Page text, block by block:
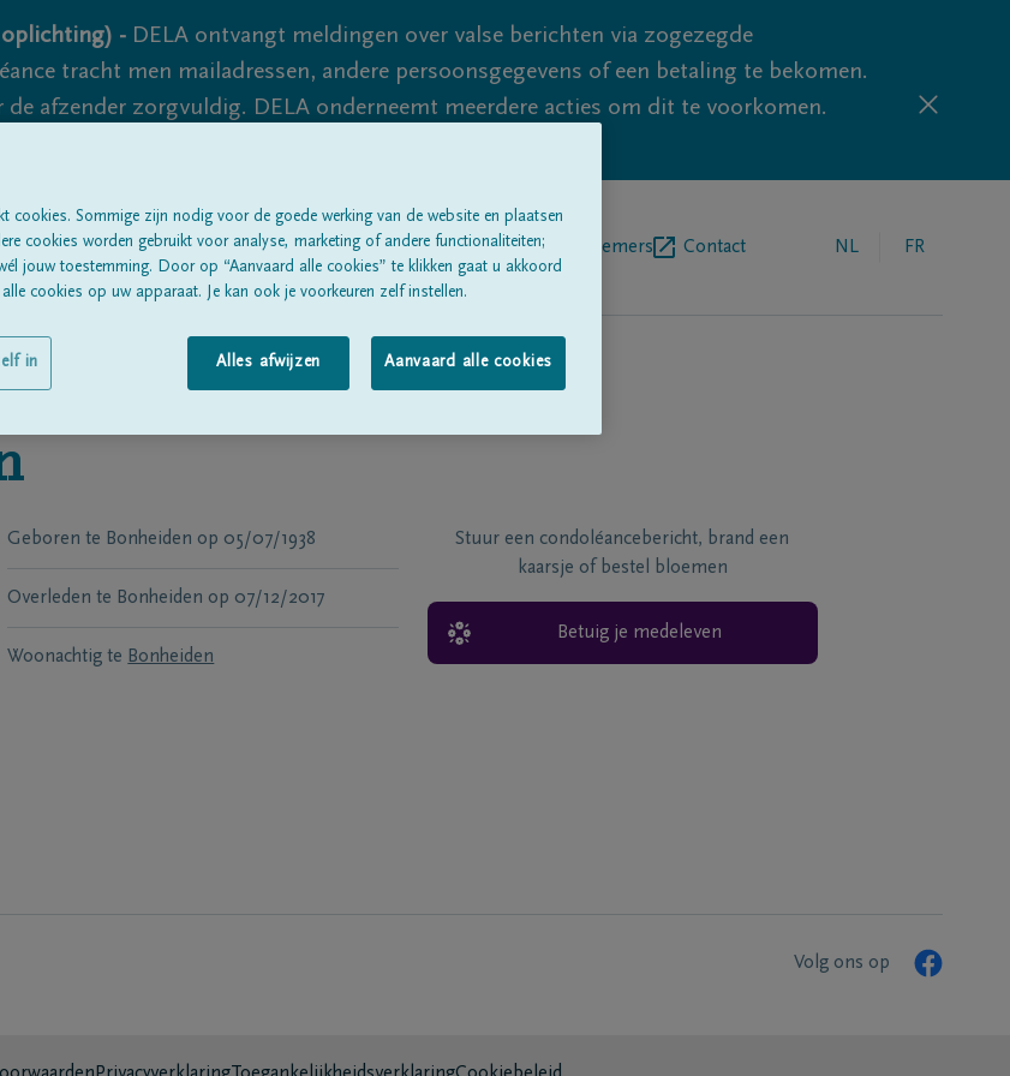
- DELA ontvangt meldingen over valse berichten via zogezegde
tracht men mailadressen, andere persoonsgegevens of een betaling te bekomen.
afzender zorgvuldig. DELA onderneemt meerdere acties om dit te voorkomen.
uit te sluiten, dus blijf waakzaam.
Alle rouwberichten Over onsBegrafenisondernemers Contact NL FR
Geboren te Bonheiden op 05/07/1938
Overleden te Bonheiden op 07/12/2017
Woonachtig te Bonheiden
Stuur een condoléancebericht, brand een
kaarsje of bestel bloemen
Betuig je medeleven
Volg ons op
cookies. Sommige zijn nodig voor de goede werking van de website en plaatsen
cookies worden gebruikt voor analyse, marketing of andere functionaliteiten;
jouw toestemming. Door op “Aanvaard alle cookies” te klikken gaat u akkoord
cookies op uw apparaat. Je kan ook je voorkeuren zelf instellen.
Alles afwijzen Aanvaard alle cookies
in